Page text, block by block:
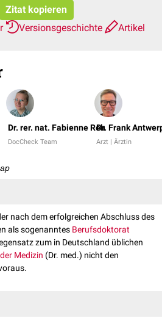
Zitat kopieren
Versionsgeschichte
Artikel
Dr. rer. nat. Fabienne Reh
DocCheck Team
Dr. Frank
Arzt | Ärztin
nach dem erfolgreichen Abschluss des
als sogenanntes Berufsdoktorat
zum in Deutschland üblichen
Medizin (Dr. med.) nicht den